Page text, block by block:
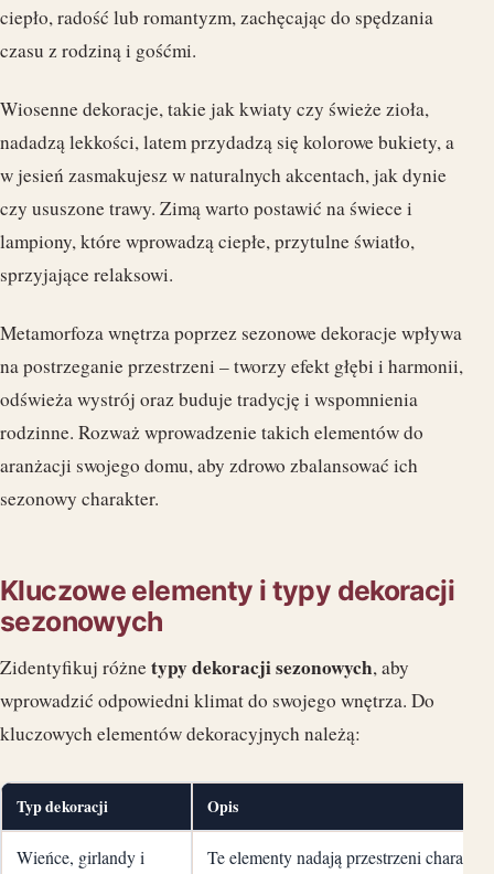
ciepło, radość lub romantyzm, zachęcając do spędzania
czasu z rodziną i gośćmi.
Wiosenne dekoracje, takie jak kwiaty czy świeże zioła,
nadadzą lekkości, latem przydadzą się kolorowe bukiety, a
w jesień zasmakujesz w naturalnych akcentach, jak dynie
czy ususzone trawy. Zimą warto postawić na świece i
lampiony, które wprowadzą ciepłe, przytulne światło,
sprzyjające relaksowi.
Metamorfoza wnętrza poprzez sezonowe dekoracje wpływa
na postrzeganie przestrzeni – tworzy efekt głębi i harmonii,
odświeża wystrój oraz buduje tradycję i wspomnienia
rodzinne. Rozważ wprowadzenie takich elementów do
aranżacji swojego domu, aby zdrowo zbalansować ich
sezonowy charakter.
Kluczowe elementy i typy dekoracji
sezonowych
Zidentyfikuj różnetypy dekoracji sezonowych, aby
wprowadzić odpowiedni klimat do swojego wnętrza. Do
kluczowych elementów dekoracyjnych należą:
Typ dekoracji Opis
Wieńce, girlandy i
Te elementy nadają przestrzeni